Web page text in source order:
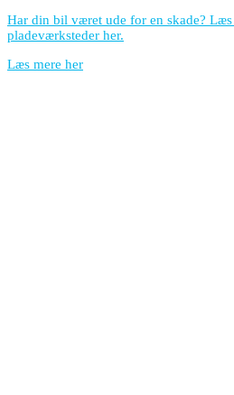
Har din bil været ude for en skade?
pladeværksteder her.
Læs mere her